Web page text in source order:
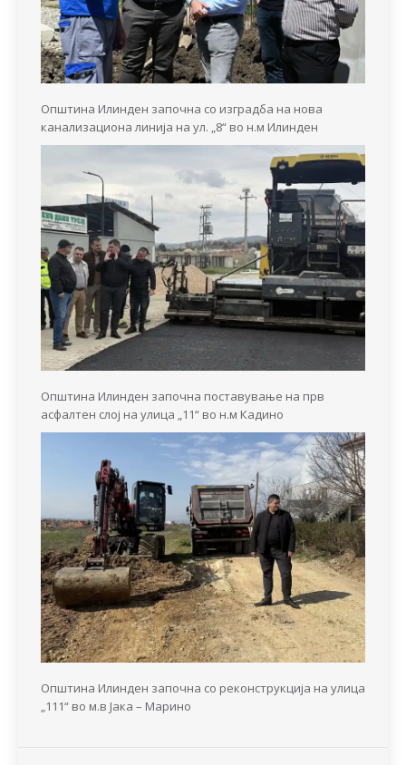
Општина Илинден започна со изградба на нова
канализациона линија на ул. „8“ во н.м Илинден
Општина Илинден започна поставување на прв
асфалтен слој на улица „11“ во н.м Кадино
Општина Илинден започна со реконструкција на улица
„111“ во м.в Јака – Марино